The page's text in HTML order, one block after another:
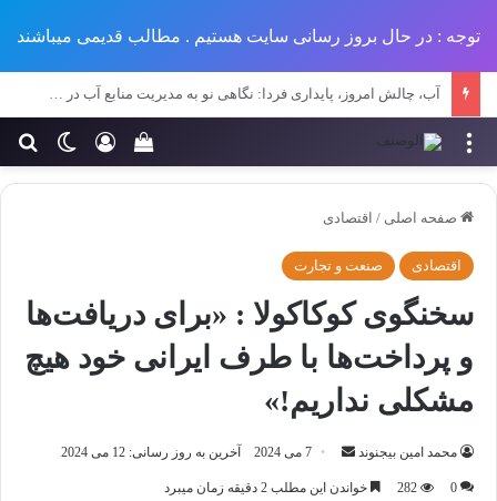
توجه : در حال بروز رسانی سایت هستیم . مطالب قدیمی میباشند
تحلیل جامع پیامدهای کمبود منابع آبی بر عملکرد پروژه‌های عمرانی در مناطق خشک و نیمه‌خشک ایران
تغییر ورود
سبد خرید خود را منو
صفحه اصلی / اقتصادی
اقتصادی صنعت و تجارت
سخنگوی کوکاکولا : «برای دریافت‌ها
و پرداخت‌ها با طرف ایرانی خود هیچ
مشکلی نداریم!»
محمد امین بیجنوند
ارسال7 می 2024 آخرین به روز رسانی: 12 می 2024
0
282 خواندن این مطلب 2 دقیقه زمان میبرد